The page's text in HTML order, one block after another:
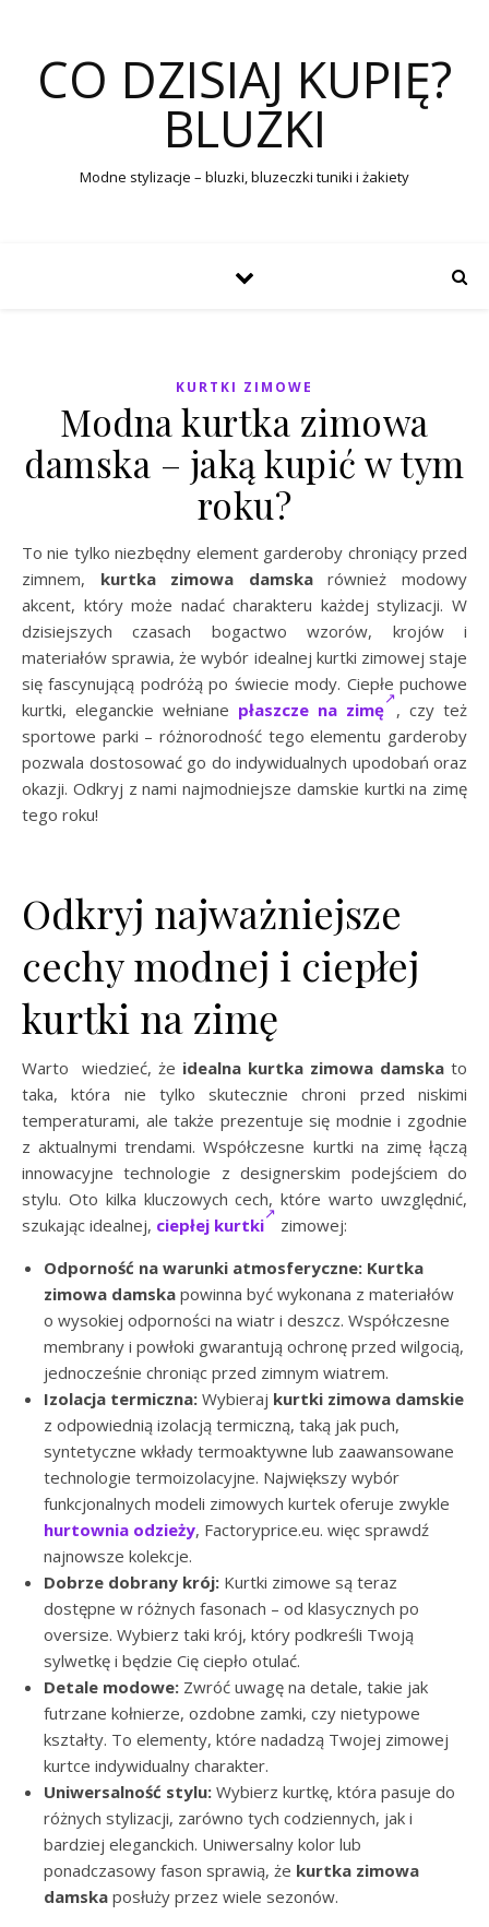
CO DZISIAJ KUPIĘ?
BLUZKI
Modne stylizacje – bluzki, bluzeczki tuniki i żakiety
KURTKI ZIMOWE
Modna kurtka zimowa
damska – jaką kupić w tym
roku?
To nie tylko niezbędny element garderoby chroniący przed
zimnem, kurtka zimowa damskarównież modowy
akcent, który może nadać charakteru każdej stylizacji. W
dzisiejszych czasach bogactwo wzorów, krojów i
materiałów sprawia, że wybór idealnej kurtki zimowej staje
się fascynującą podróżą po świecie mody. Ciepłe puchowe
kurtki, eleganckie wełniane płaszcze na zimę , czy też
sportowe parki – różnorodność tego elementu garderoby
pozwala dostosować go do indywidualnych upodobań oraz
okazji. Odkryj z nami najmodniejsze damskie kurtki na zimę
tego roku!
Odkryj najważniejsze
cechy modnej i ciepłej
kurtki na zimę
Warto wiedzieć, że idealna kurtka zimowa damska to
taka, która nie tylko skutecznie chroni przed niskimi
temperaturami, ale także prezentuje się modnie i zgodnie
z aktualnymi trendami. Współczesne kurtki na zimę łączą
innowacyjne technologie z designerskim podejściem do
stylu. Oto kilka kluczowych cech, które warto uwzględnić,
szukając idealnej, ciepłej kurtki
zimowej:
Odporność na warunki atmosferyczne: Kurtka
zimowa damska powinna być wykonana z materiałów
o wysokiej odporności na wiatr i deszcz. Współczesne
membrany i powłoki gwarantują ochronę przed wilgocią,
jednocześnie chroniąc przed zimnym wiatrem.
Izolacja termiczna: Wybieraj kurtki zimowa damskie
z odpowiednią izolacją termiczną, taką jak puch,
syntetyczne wkłady termoaktywne lub zaawansowane
technologie termoizolacyjne. Największy wybór
funkcjonalnych modeli zimowych kurtek oferuje zwykle
hurtownia odzieży, Factoryprice.eu. więc sprawdź
najnowsze kolekcje.
Dobrze dobrany krój: Kurtki zimowe są teraz
dostępne w różnych fasonach – od klasycznych po
oversize. Wybierz taki krój, który podkreśli Twoją
sylwetkę i będzie Cię ciepło otulać.
Detale modowe: Zwróć uwagę na detale, takie jak
futrzane kołnierze, ozdobne zamki, czy nietypowe
kształty. To elementy, które nadadzą Twojej zimowej
kurtce indywidualny charakter.
Uniwersalność stylu: Wybierz kurtkę, która pasuje do
różnych stylizacji, zarówno tych codziennych, jak i
bardziej eleganckich. Uniwersalny kolor lub
ponadczasowy fason sprawią, że kurtka zimowa
damska posłuży przez wiele sezonów.